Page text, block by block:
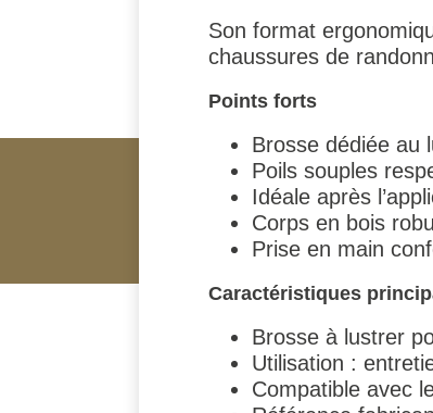
Son format
chaussures de
Points forts
Brosse dédiée au
Poils souples
Idéale après
Corps en bois
Prise en main
Caractéristiques
Brosse à lustrer
Utilisation :
Compatible avec